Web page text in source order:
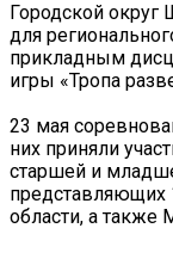
Городской округ
для
прикладным
игры «Тропа
23 мая
них приняли
старшей и
представляющих
области, а также